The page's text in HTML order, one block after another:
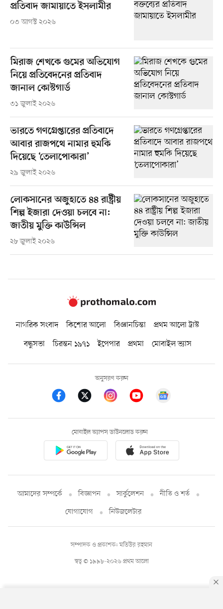
প্রতিবাদ জামায়াতে ইসলামীর
০৩ আগস্ট ২০২৬
মিরাজ শেখকে গুমের অভিযোগ
নিয়ে প্রতিবেদনের প্রতিবাদ
জানাল কোস্টগার্ড
৩১ জুলাই ২০২৬
ভারতে গণগ্রেপ্তারের প্রতিবাদে
আবার রাজপথে নামার হুমকি
দিয়েছে ‘তেলাপোকারা’
২৯ জুলাই ২০২৬
লোকসানের অজুহাতে ৪৪ রাষ্ট্রীয়
শিল্প ইজারা দেওয়া চলবে না:
জাতীয় মুক্তি কাউন্সিল
২৮ জুলাই ২০২৬
নাগরিক সংবাদ কিশোর আলো বিজ্ঞানচিন্তা
প্রথম আলো ট্রাস্ট
বন্ধুসভা
চিরন্তন ১৯৭১ ইপেপার প্রথমা মোবাইল ভ্যাস
অনুসরণ করুন
মোবাইল অ্যাপস ডাউনলোড করুন
আমাদের সম্পর্কে বিজ্ঞাপন সার্কুলেশন
নীতি ও শর্ত
যোগাযোগ
নিউজলেটার
স্বত্ব © ১৯৯৮-২০২৬ প্রথম আলো
সম্পাদক ও প্রকাশক: মতিউর রহমান